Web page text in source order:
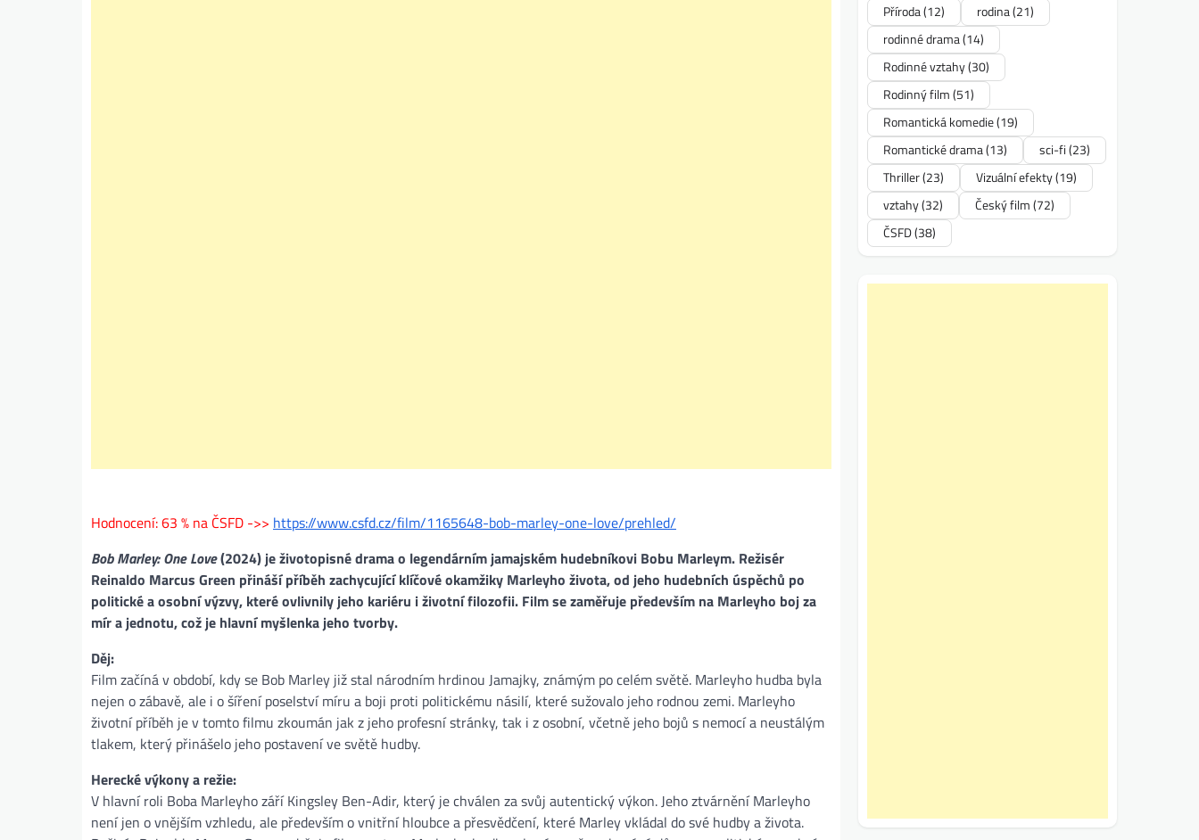
Hodnocení: 63 % na ČSFD ->> https://www.csfd.cz/film/1165648-bob-marley-one-love/prehled/
Bob Marley: One Love(2024) je životopisné drama o legendárním jamajském hudebníkovi Bobu Marleym. Režisér
Reinaldo Marcus Green přináší příběh zachycující klíčové okamžiky Marleyho života, od jeho hudebních úspěchů po
politické a osobní výzvy, které ovlivnily jeho kariéru i životní filozofii. Film se zaměřuje především na Marleyho boj za
mír a jednotu, což je hlavní myšlenka jeho tvorby.
Děj:
Film začíná v období, kdy se Bob Marley již stal národním hrdinou Jamajky, známým po celém světě. Marleyho hudba byla
nejen o zábavě, ale i o šíření poselství míru a boji proti politickému násilí, které sužovalo jeho rodnou zemi. Marleyho
životní příběh je v tomto filmu zkoumán jak z jeho profesní stránky, tak i z osobní, včetně jeho bojů s nemocí a neustálým
tlakem, který přinášelo jeho postavení ve světě hudby​.
Herecké výkony a režie:
V hlavní roli Boba Marleyho září Kingsley Ben-Adir, který je chválen za svůj autentický výkon. Jeho ztvárnění Marleyho
není jen o vnějším vzhledu, ale především o vnitřní hloubce a přesvědčení, které Marley vkládal do své hudby a života.
Příroda(12) rodina(21)
rodinné drama(14)
Rodinné vztahy(30)
Rodinný film(51)
Romantická komedie(19)
Romantické drama(13) sci-fi(23)
Thriller(23) Vizuální efekty(19)
vztahy(32) Český film(72)
ČSFD(38)